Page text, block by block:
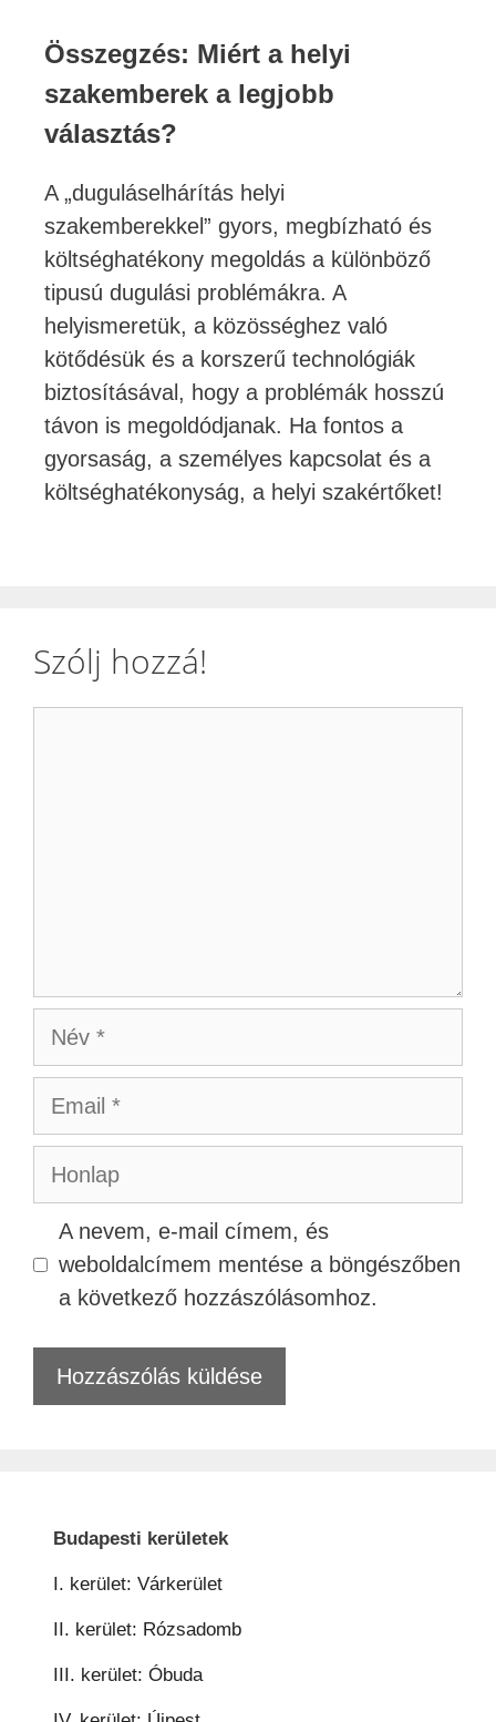
Összegzés: Miért a helyi
szakemberek a legjobb
választás?
A „duguláselhárítás helyi
szakemberekkel” gyors, megbízható és
költséghatékony megoldás a különböző
tipusú dugulási problémákra. A
helyismeretük, a közösséghez való
kötődésük és a korszerű technológiák
biztosításával, hogy a problémák hosszú
távon is megoldódjanak. Ha fontos a
gyorsaság, a személyes kapcsolat és a
költséghatékonyság, a helyi szakértőket!
Szólj hozzá!
A nevem, e-mail címem, és
weboldalcímem mentése a böngészőben
a következő hozzászólásomhoz.
Budapesti kerületek
I. kerület: Várkerület
II. kerület: Rózsadomb
III. kerület: Óbuda